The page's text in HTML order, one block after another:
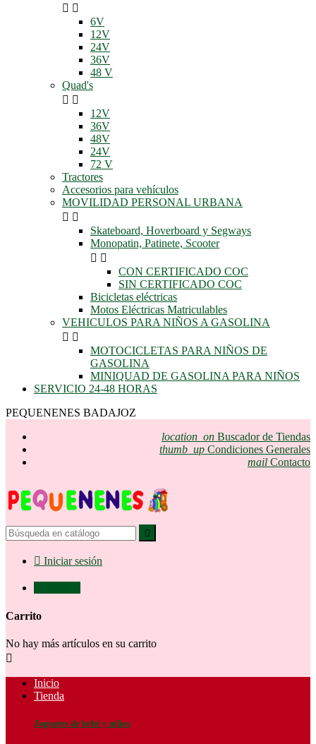
 
6V
12V
24V
36V
48 V
Quad's
 
12V
36V
48V
24V
72 V
Tractores
Accesorios para vehículos
MOVILIDAD PERSONAL URBANA
 
Skateboard, Hoverboard y Segways
Monopatin, Patinete, Scooter
 
CON CERTIFICADO COC
SIN CERTIFICADO COC
Bicicletas eléctricas
Motos Eléctricas Matriculables
VEHICULOS PARA NIÑOS A GASOLINA
 
MOTOCICLETAS PARA NIÑOS DE
GASOLINA
MINIQUAD DE GASOLINA PARA NIÑOS
SERVICIO 24-48 HORAS
PEQUENENES BADAJOZ
location_on Buscador de Tiendas
thumb_up Condiciones Generales
mail Contacto

 Iniciar sesión
Carrito
No hay más artículos en su carrito

Inicio
Tienda
Juguetes de bebé y niños